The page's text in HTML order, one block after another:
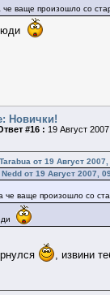
че ваще произошло со
Новички!
#16 : 19 Август
от 19 Август
от 19 Август 2007,
че ваще произошло со
, извини